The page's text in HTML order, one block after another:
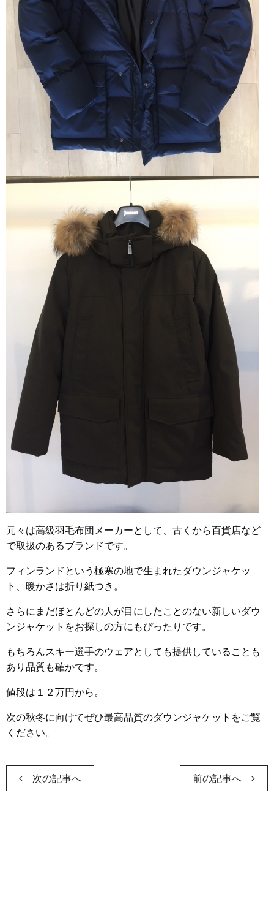
元々は高級羽毛布団メーカーとして、古くから百貨店など
で取扱のあるブランドです。
フィンランドという極寒の地で生まれたダウンジャケッ
ト、暖かさは折り紙つき。
さらにまだほとんどの人が目にしたことのない新しいダウ
ンジャケットをお探しの方にもぴったりです。
もちろんスキー選手のウェアとしても提供していることも
あり品質も確かです。
値段は１２万円から。
次の秋冬に向けてぜひ最高品質のダウンジャケットをご覧
ください。
次の記事へ 前の記事へ